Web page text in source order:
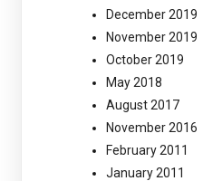
December 2019
November 2019
October 2019
May 2018
August 2017
November 2016
February 2011
January 2011